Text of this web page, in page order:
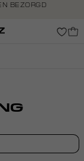
BEZORGD
PAY &